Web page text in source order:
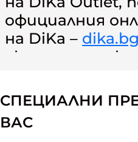
официалния
на DiKa – dika.bg
актуалните
СПЕЦИАЛНИ
ВАС